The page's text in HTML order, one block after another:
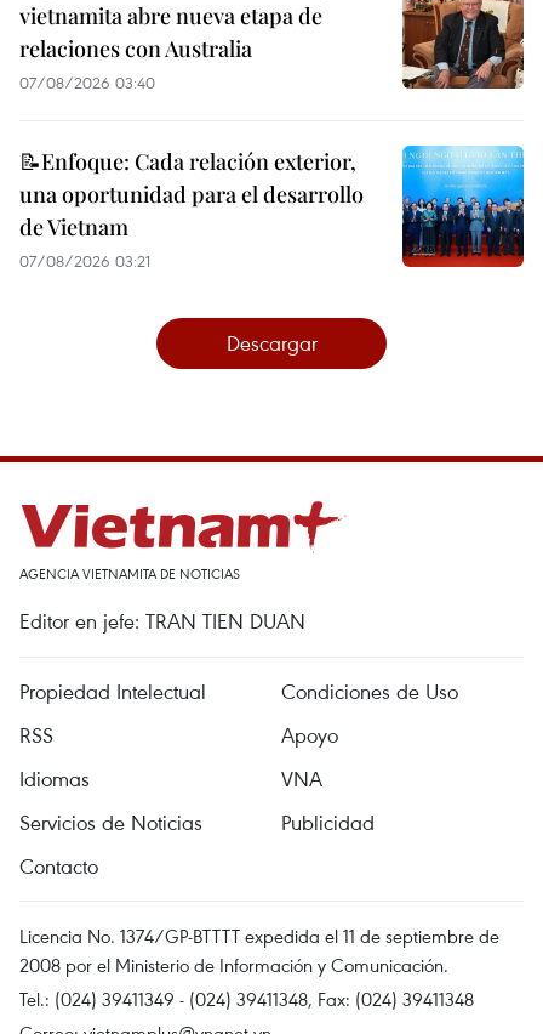
vietnamita abre nueva etapa de
relaciones con Australia
07/08/2026 03:40
📝Enfoque: Cada relación exterior,
una oportunidad para el desarrollo
de Vietnam
07/08/2026 03:21
Descargar
AGENCIA VIETNAMITA DE NOTICIAS
Editor en jefe: TRAN TIEN DUAN
Propiedad Intelectual
Condiciones de Uso
RSS
Apoyo
Idiomas
VNA
Servicios de Noticias
Publicidad
Contacto
Licencia No. 1374/GP-BTTTT expedida el 11 de septiembre de
2008 por el Ministerio de Información y Comunicación.
Tel.: (024) 39411349 - (024) 39411348, Fax: (024) 39411348